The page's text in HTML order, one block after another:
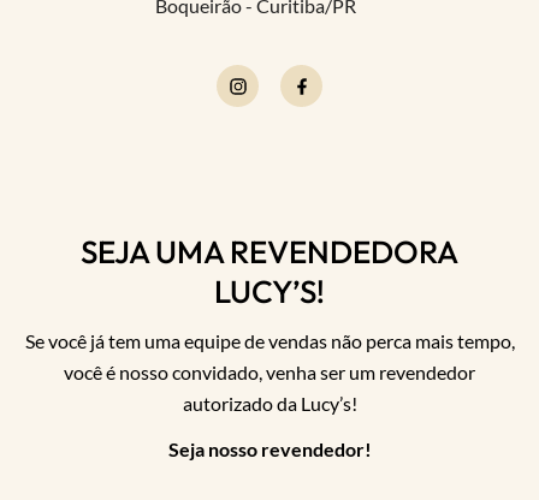
Boqueirão - Curitiba/PR
SEJA UMA REVENDEDORA
LUCY’S!
Se você já tem uma equipe de vendas não perca mais tempo,
você é nosso convidado, venha ser um revendedor
autorizado da Lucy’s!
Seja nosso revendedor!